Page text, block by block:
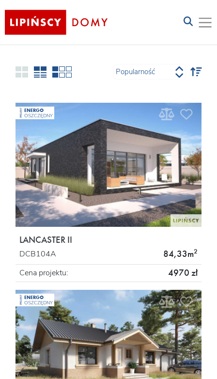
PROJEKT ENERGO
OSZCZĘDNY
LANCASTER II
DCB104A 84,33m2
Cena projektu: 4970 zł
PROJEKT ENERGO
OSZCZĘDNY